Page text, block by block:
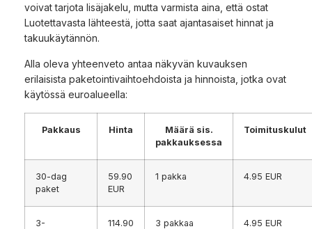
voivat tarjota lisäjakelu, mutta varmista aina, että ostat
Luotettavasta lähteestä, jotta saat ajantasaiset hinnat ja
takuukäytännön.
Alla oleva yhteenveto antaa näkyvän kuvauksen
erilaisista paketointivaihtoehdoista ja hinnoista, jotka ovat
käytössä euroalueella:
Pakkaus Hinta
Määrä sis.
pakkauksessa
Toimituskulut
30-dag
paket
59.90
EUR
1 pakka 4.95 EUR
3-
114.90
3 pakkaa 4.95 EUR